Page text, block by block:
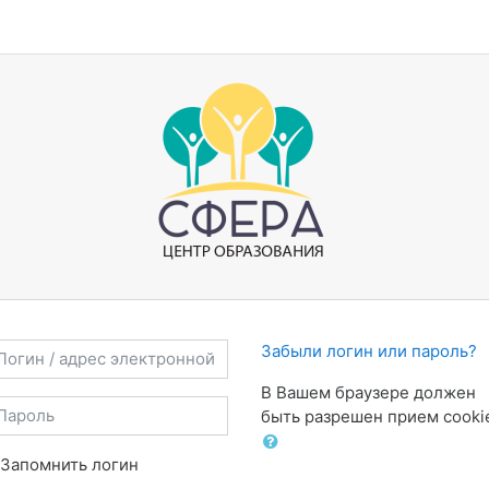
/ адрес электронной почты
Запомнить логин
Забыли логин или пароль?
В Вашем браузере должен
быть разрешен прием